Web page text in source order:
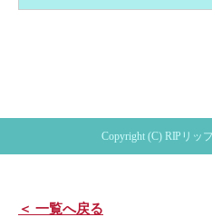
Copyright (C) RIPリッ
＜ 一覧へ戻る